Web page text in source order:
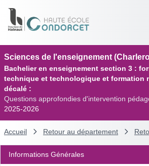
Sciences de l'enseignement
Bachelier en enseignement section 3 :
technique et technologique et formation
décalé :
Questions approfondies d'intervention
2025-2026
Accueil Retour au département
Informations Générales